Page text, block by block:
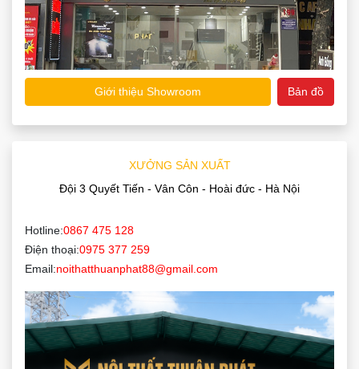
Giới thiệu Showroom Bản đồ
XƯỞNG SẢN XUẤT
Đội 3 Quyết Tiến - Vân Côn - Hoài đức - Hà Nội
Hotline:0867 475 128
Điện thoại:0975 377 259
Email:noithatthuanphat88@gmail.com